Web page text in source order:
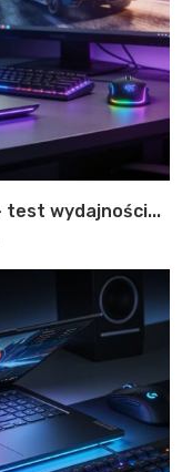
test wydajności...